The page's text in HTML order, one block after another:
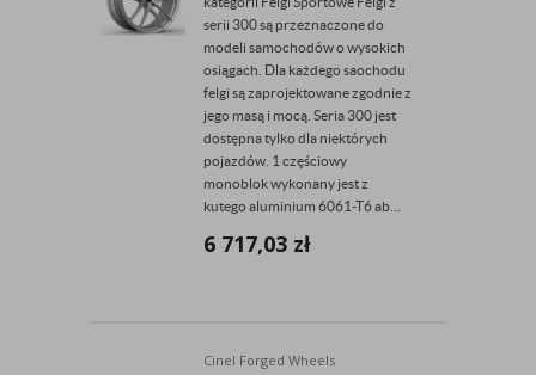
serii 300 są przeznaczone do
modeli samochodów o wysokich
osiągach. Dla każdego saochodu
felgi są zaprojektowane zgodnie z
jego masą i mocą. Seria 300 jest
dostępna tylko dla niektórych
pojazdów. 1 częściowy
monoblok wykonany jest z
kutego aluminium 6061-T6 ab...
6 717,03 zł
Cinel Forged Wheels